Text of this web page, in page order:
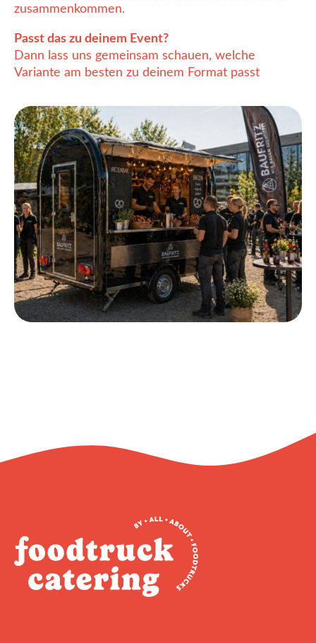
zusammenkommen.
Passt das zu deinem Event?
Dann lass uns gemeinsam schauen, welche
Variante am besten zu deinem Format passt